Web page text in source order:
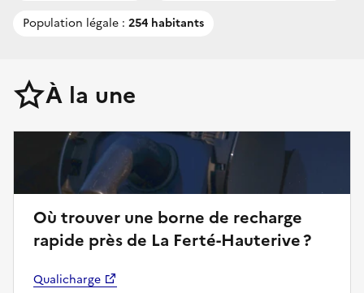
Population légale : 254 habitants
À la une
Où trouver une borne de recharge
rapide près de La Ferté-Hauterive ?
Qualicharge